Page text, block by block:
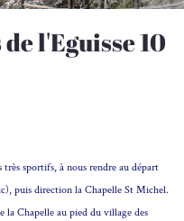
l'Eguisse 10
sportifs, à nous rendre au départ
puis direction la Chapelle St Michel.
la Chapelle au pied du village des